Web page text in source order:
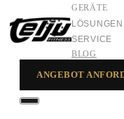
GERÄTE
LÖSUNGEN
SERVICE
BLOG
ANGEBOT